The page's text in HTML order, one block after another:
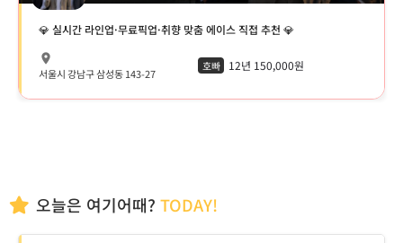
💎 실시간 라인업·무료픽업·취향 맞춤 에이스 직접 추천 💎
서울시 강남구 삼성동 143-27
호빠 12년 150,000원
오늘은 여기어때? TODAY!